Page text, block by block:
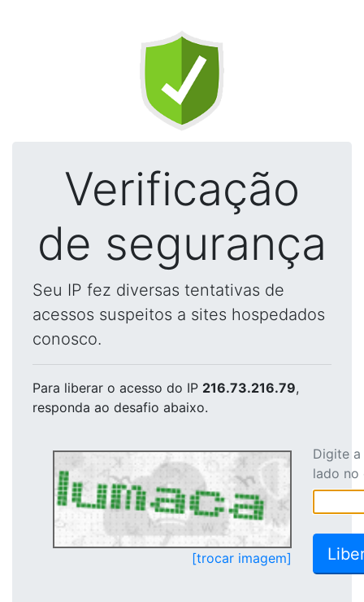
Verificação
de segurança
Seu IP fez diversas tentativas de
acessos suspeitos a sites hospedados
conosco.
Para liberar o acesso do IP 216.73.216.79,
responda ao desafio abaixo.
[trocar imagem]
Digite
lado no